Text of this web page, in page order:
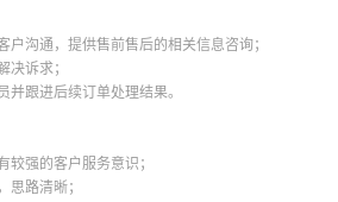
户沟通，提供售前售后的相关信息咨询；
决诉求；
并跟进后续订单处理结果。
较强的客户服务意识；
思路清晰；